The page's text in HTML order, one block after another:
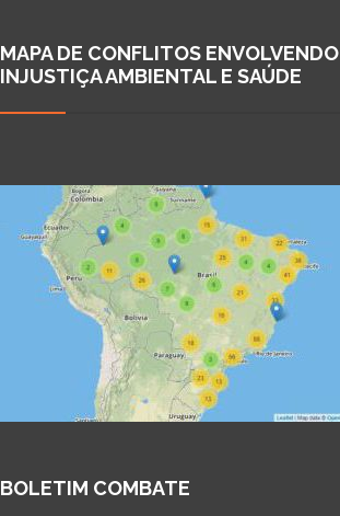
MAPA DE CONFLITOS ENVOLVENDO
INJUSTIÇA AMBIENTAL E SAÚDE
BOLETIM COMBATE